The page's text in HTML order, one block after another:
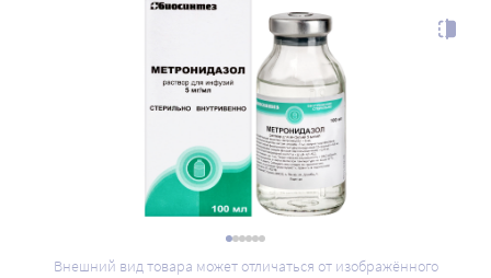
Внешний вид товара может отличаться от изображённого